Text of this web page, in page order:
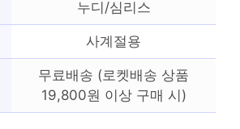
누디/심리스
사계절용
무료배송 (로켓배송 상품
19,800원 이상 구매 시)